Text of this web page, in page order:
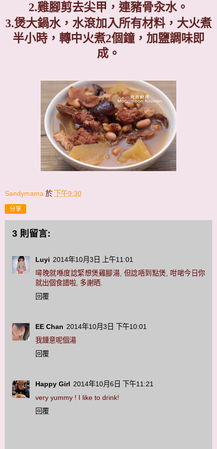
2.雞腳剪去尖甲，連豬骨汆水。
3.煲大鍋水，水滾加入所有材料，大火煮
半小時，轉中火煮2個鐘，加鹽調味即
成。
Sandymama 於 下午9:30
分享
3 則留言:
Luyi 2014年10月3日 上午11:01
噚晚就喺度諗緊想煲雞腳湯, 但諗唔到點煲, 咁啱今日你
就出個食譜啦, 多謝晒.
回覆
EE Chan 2014年10月3日 下午10:01
我鍾意呢個湯
回覆
Happy Girl 2014年10月6日 下午11:21
very yummy ! I like to drink!
回覆